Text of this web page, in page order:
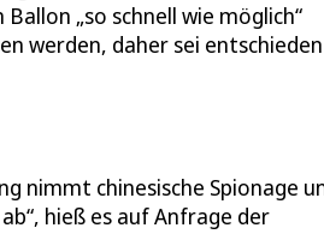
„so schnell wie möglich“
werden, daher sei entschieden
nimmt chinesische Spionage
hieß es auf Anfrage der